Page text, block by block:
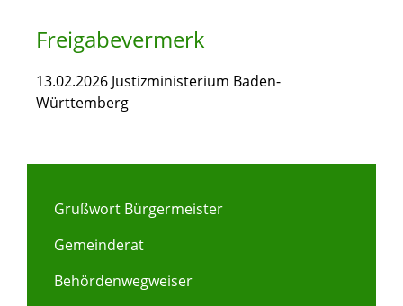
Freigabevermerk
13.02.2026 Justizministerium Baden-
Württemberg
Grußwort Bürgermeister
Gemeinderat
Behördenwegweiser